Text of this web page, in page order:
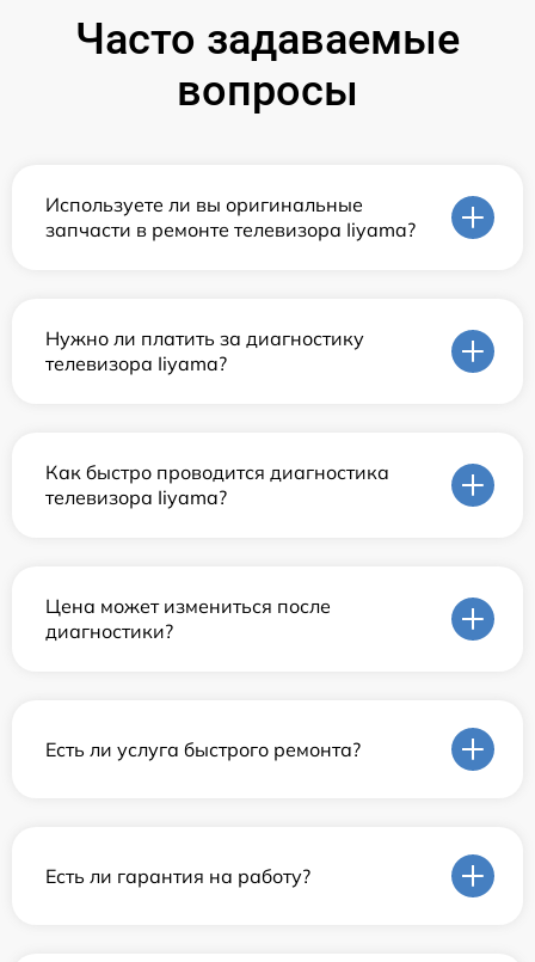
Часто задаваемые
вопросы
Используете ли вы оригинальные
запчасти в ремонте телевизора Iiyama?
Нужно ли платить за диагностику
телевизора Iiyama?
Как быстро проводится диагностика
телевизора Iiyama?
Цена может измениться после
диагностики?
Есть ли услуга быстрого ремонта?
Есть ли гарантия на работу?